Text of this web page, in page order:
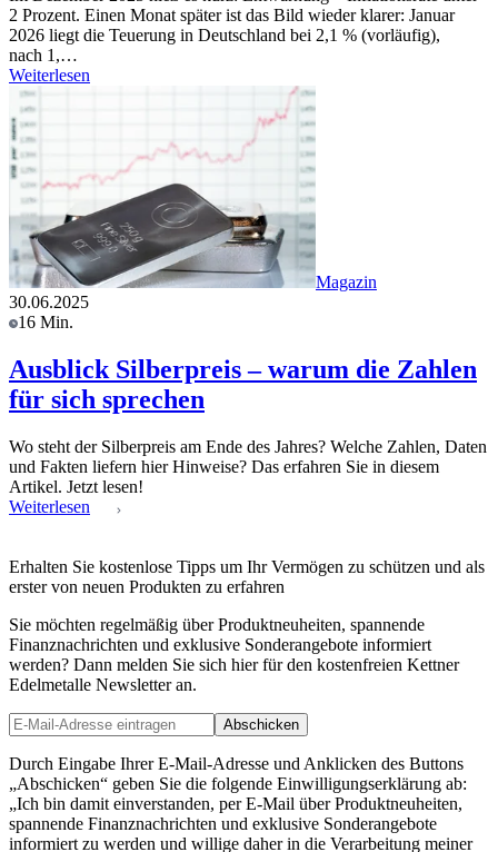
2 Prozent. Einen Monat später ist das Bild wieder klarer: Januar
2026 liegt die Teuerung in Deutschland bei 2,1 % (vorläufig),
nach 1,…
Weiterlesen
Magazin
30.06.2025
16 Min.
Ausblick Silberpreis – warum die Zahlen
für sich sprechen
Wo steht der Silberpreis am Ende des Jahres? Welche Zahlen, Daten
und Fakten liefern hier Hinweise? Das erfahren Sie in diesem
Artikel. Jetzt lesen!
Weiterlesen
Erhalten Sie kostenlose Tipps um Ihr Vermögen zu schützen und als
erster von neuen Produkten zu erfahren
Sie möchten regelmäßig über Produktneuheiten, spannende
Finanznachrichten und exklusive Sonderangebote informiert
werden? Dann melden Sie sich hier für den kostenfreien Kettner
Edelmetalle Newsletter an.
Abschicken
Durch Eingabe Ihrer E-Mail-Adresse und Anklicken des Buttons
„Abschicken“ geben Sie die folgende Einwilligungserklärung ab:
„Ich bin damit einverstanden, per E-Mail über Produktneuheiten,
spannende Finanznachrichten und exklusive Sonderangebote
informiert zu werden und willige daher in die Verarbeitung meiner